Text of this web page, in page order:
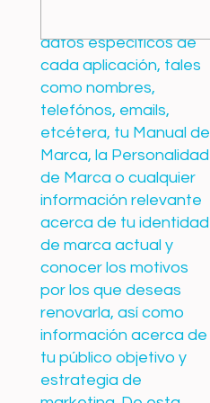
datos específicos de
cada aplicación, tales
como nombres,
telefónos, emails,
etcétera, tu Manual de
Marca, la Personalidad
de Marca o cualquier
información relevante
acerca de tu identidad
de marca actual y
conocer los motivos
por los que deseas
renovarla, así como
información acerca de
tu público objetivo y
estrategia de